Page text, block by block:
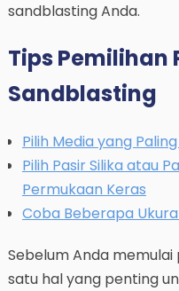
sandblasting Anda.
Tips Pemilihan
Sandblasting
Pilih Media yang
Pilih Pasir Silika atau
Permukaan Keras
Coba Beberapa
Sebelum Anda
satu hal yang penting